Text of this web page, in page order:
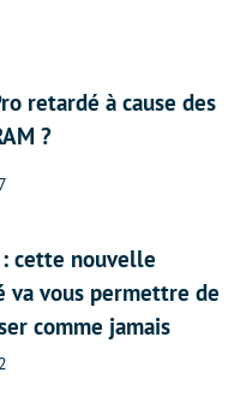
retardé à cause des
?
cette nouvelle
va vous permettre de
comme jamais